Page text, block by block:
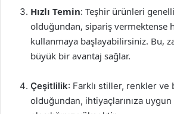
Hızlı Temin: Teşhir ürünleri
olduğundan, sipariş vermektense
kullanmaya başlayabilirsiniz. Bu,
büyük bir avantaj sağlar.
Çeşitlilik: Farklı stiller, renkler
olduğundan, ihtiyaçlarınıza